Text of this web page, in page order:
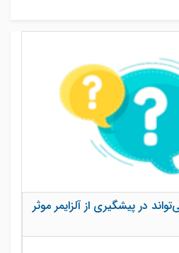
در پیشگیری از آلزایمر موثر